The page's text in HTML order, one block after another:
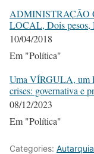
ADMINISTRAÇÃO
LOCAL, Dois pesos,
10/04/2018
Em "Política"
Uma VÍRGULA, um
crises: governativa e
08/12/2023
Em "Política"
Categories: